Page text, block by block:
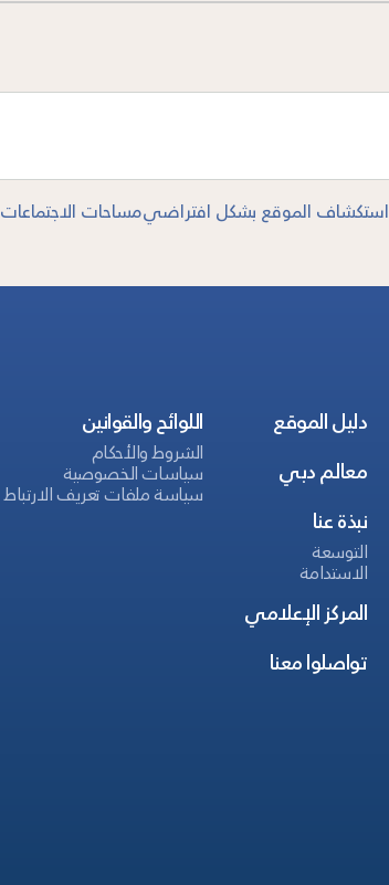
استكشاف الموقع بشكل افتراضيمساحات الاجتماعات
دليل الموقع
معالم دبي
نبذة عنا
التوسعة
الاستدامة
المركز الإعلامي
تواصلوا معنا
اللوائح والقوانين
الشروط والأحكام
سياسات الخصوصية
سياسة ملفات تعريف الارتباط